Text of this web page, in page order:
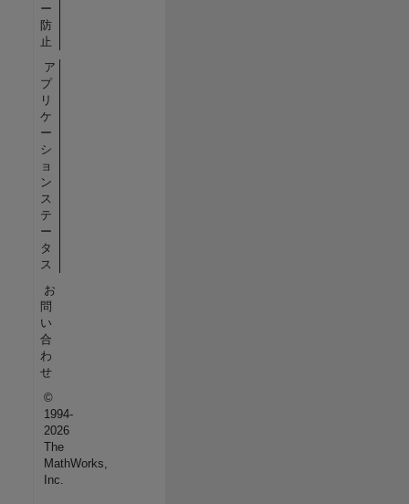
ー
防
止
ア
プ
リ
ケ
ー
シ
ョ
ン
ス
テ
ー
タ
ス
お
問
い
合
わ
せ
©
1994-
2026
The
MathWorks,
Inc.